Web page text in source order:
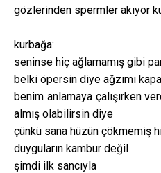
gözlerinden spermler akıyor
kurbağa:
seninse hiç ağlamamış gibi
belki öpersin diye ağzımı
benim anlamaya çalışırken
almış olabilirsin diye
çünkü sana hüzün çökmemiş
duyguların kambur değil
şimdi ilk sancıyla